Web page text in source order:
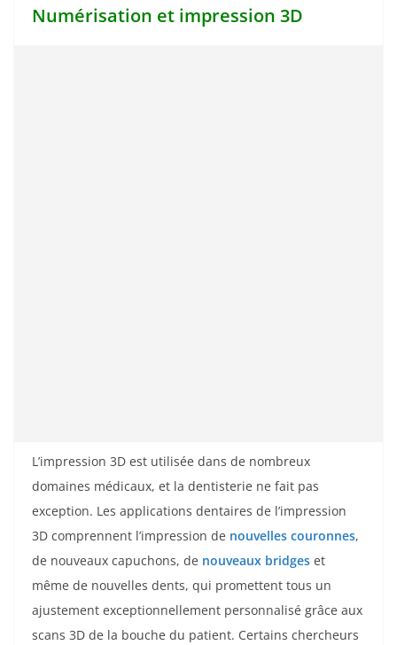
Numérisation et impression 3D
L’impression 3D est utilisée dans de nombreux
domaines médicaux, et la dentisterie ne fait pas
exception. Les applications dentaires de l’impression
3D comprennent l’impression de nouvelles couronnes,
de nouveaux capuchons, de nouveaux bridges et
même de nouvelles dents, qui promettent tous un
ajustement exceptionnellement personnalisé grâce aux
scans 3D de la bouche du patient. Certains chercheurs